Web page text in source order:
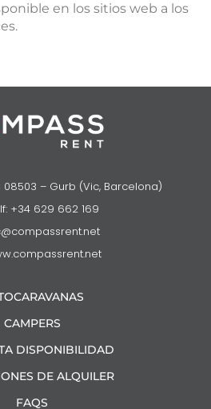
en los sitios web a los
08503 – Gurb (Vic, Barcelona)
+34 629 662 169
CAMPERS
DISPONIBILIDAD
DE ALQUILER
FAQS